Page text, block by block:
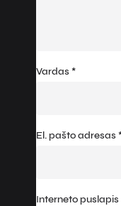
Vardas *
El. pašto adresas
Interneto puslapis